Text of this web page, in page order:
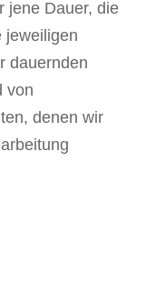
jene Dauer, die
jeweiligen
dauernden
von
denen wir